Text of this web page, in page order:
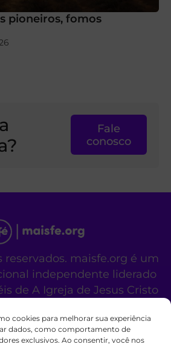
cookies para melhorar sua experiência
dados, como comportamento de
exclusivos. Ao consentir, você nos
pioneiros, fomos
Fale
conosco
reservados. maisfe.org é um
independente liderado
de A Igreja de Jesus Cristo
site oficial da organização
mencionada acima.